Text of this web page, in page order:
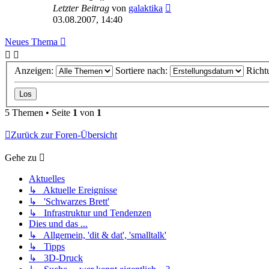
Letzter Beitrag von galaktika
03.08.2007, 14:40
Neues Thema
Anzeigen: Sortiere nach:
5 Themen • Seite 1 von 1
Zurück zur Foren-Übersicht
Gehe zu
Aktuelles
↳ Aktuelle Ereignisse
↳ 'Schwarzes Brett'
↳ Infrastruktur und Tendenzen
Dies und das ...
↳ Allgemein, 'dit & dat', 'smalltalk'
↳ Tipps
↳ 3D-Druck